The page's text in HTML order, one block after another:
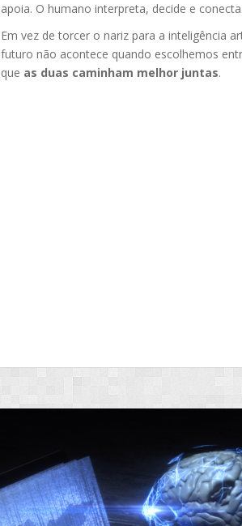
apoia. O humano interpreta, decide e conecta.
Em vez de torcer o nariz para a inteligência
futuro não acontece quando escolhemos
que as duas caminham melhor juntas.